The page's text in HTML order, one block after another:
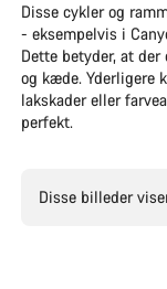
Disse cykler og
- eksempelvis i
Dette betyder, at
og kæde. Yderligere
lakskader eller
perfekt.
Disse billeder